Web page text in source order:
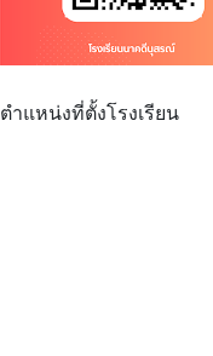
ตำแหน่งที่ตั้งโรงเรียน